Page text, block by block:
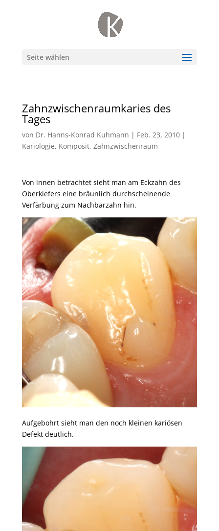
Seite wählen
Zahnzwischenraumkaries des
Tages
von Dr. Hanns-Konrad Kuhmann | Feb. 23, 2010|
Kariologie, Komposit, Zahnzwischenraum
Von innen betrachtet sieht man am Eckzahn des
Oberkiefers eine bräunlich durchscheinende
Verfärbung zum Nachbarzahn hin.
Aufgebohrt sieht man den noch kleinen kariösen
Defekt deutlich.